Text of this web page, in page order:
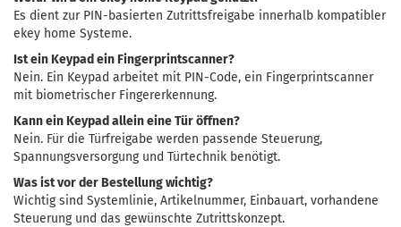
Es dient zur PIN-basierten Zutrittsfreigabe innerhalb kompatibler
ekey home Systeme.
Ist ein Keypad ein Fingerprintscanner?
Nein. Ein Keypad arbeitet mit PIN-Code, ein Fingerprintscanner
mit biometrischer Fingererkennung.
Kann ein Keypad allein eine Tür öffnen?
Nein. Für die Türfreigabe werden passende Steuerung,
Spannungsversorgung und Türtechnik benötigt.
Was ist vor der Bestellung wichtig?
Wichtig sind Systemlinie, Artikelnummer, Einbauart, vorhandene
Steuerung und das gewünschte Zutrittskonzept.